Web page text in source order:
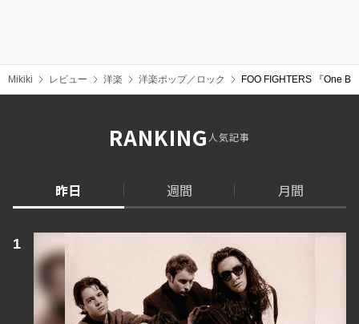
Mikiki レビュー 洋楽 洋楽ポップ／ロック FOO FIGHTERS 『One By
RANKING人気記事
昨日 週間 月間